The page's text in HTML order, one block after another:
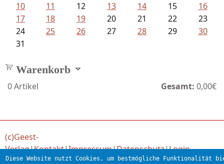
10
11 12 13 14 15
16
17
18 19 20 21 22
23
24
25 26 27 28 29
30
31
Warenkorb
0Artikel Gesamt: 0,00€
(c)Geest-
Verlag|Kontakt|Impressum|Datenschutz|Login
Diese Website nutzt Cookies, um bestmögliche Funktionalität